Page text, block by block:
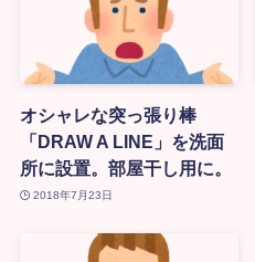
オシャレな突っ張り棒
「DRAW A LINE」を洗面
所に設置。部屋干し用に。
2018年7月23日